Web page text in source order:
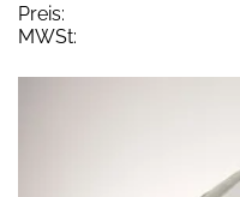
Preis:
MWSt: